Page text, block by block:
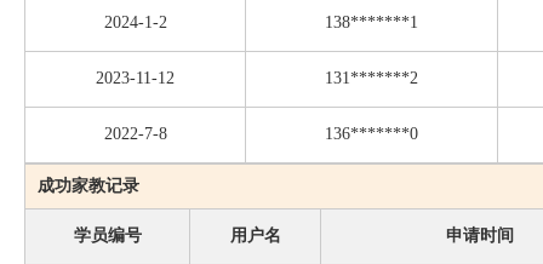
2024-1-2 138*******1
2023-11-12 131*******2
2022-7-8 136*******0
成功家教记录
学员编号 用户名 申请时间